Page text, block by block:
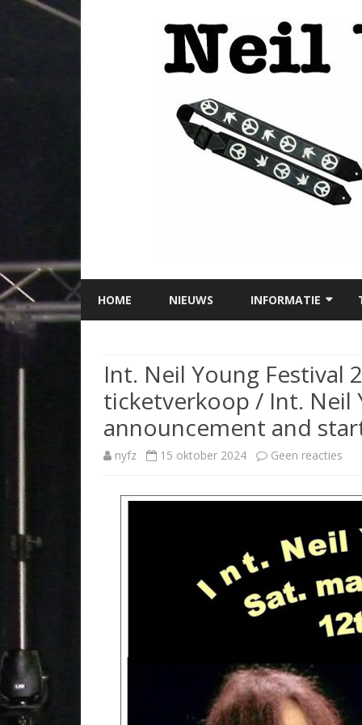
HOME NIEUWS INFORMATIE
OVERNACHTEN
TICKETS BESTELLEN
Int. Neil Young Festival
ticketverkoop / Int. Neil
announcement and
nyfz 15 oktober 2024 Geen reacties